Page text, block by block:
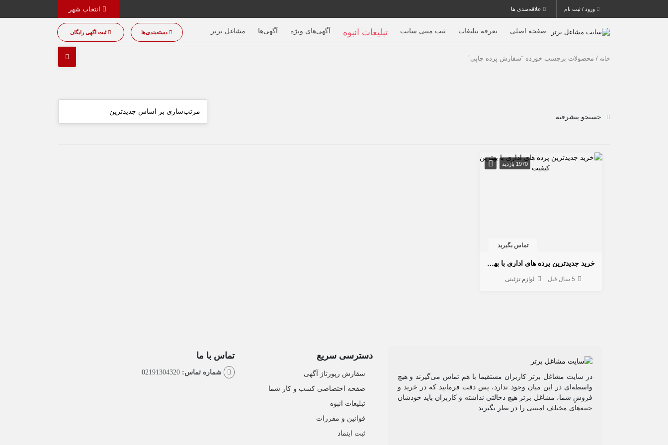
ورود / ثبت نام علاقه‌مندی ها
صفحه اصلی تعرفه تبلیغات ثبت مینی سایت تبلیغات انبوه آگهی‌های ویژه آگهی‌ها مشاغل برتر دسته‌بندی‌ها ثبت اگهی رایگان
خانه / محصولات برچسب خورده “سفارش پرده چاپی”
جستجو پیشرفته
1970 بازدید
تماس بگیرید
خرید جدیدترین پرده های اداری با بهترین کیفیت
5 سال قبل لوازم تزئینی
در سایت مشاغل برتر کاربران مستقیما با هم تماس می‌گیرند و هیچ
واسطه‌ای در این میان وجود ندارد، پس دقت فرمایید که در خرید و
فروشِ شما، مشاغل برتر هیچ دخالتی نداشته و کاربران باید خودشان
جنبه‌های مختلف امنیتی را در نظر بگیرند.
دسترسی سریع
سفارش رپورتاژ آگهی
صفحه اختصاصی کسب و کار شما
تبلیغات انبوه
قوانین و مقررات
ثبت اینماد
تماس با ما
شماره تماس: 02191304320